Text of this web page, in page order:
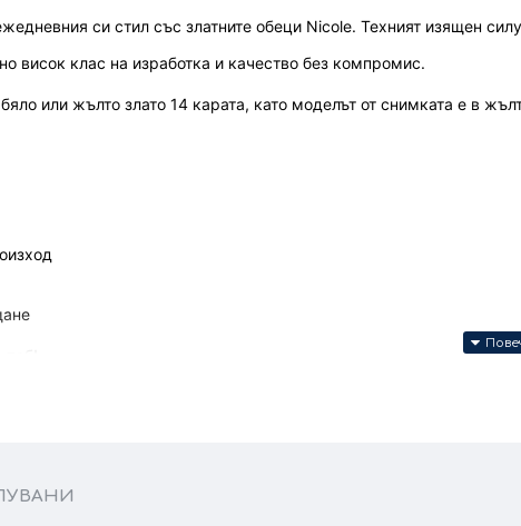
си стил със златните обеци Nicole. Техният изящен
висок клас на изработка и качество без компромис.
или жълто злато 14 карата, като моделът от снимката е в